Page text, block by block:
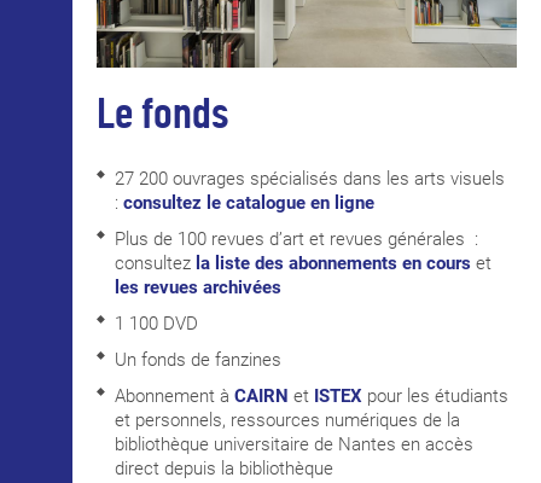
Le fonds
27 200 ouvrages spécialisés dans les arts visuels
: consultez le catalogue en ligne
Plus de 100 revues d’art et revues générales :
consultez la liste des abonnements en cours et
les revues archivées
1 100 DVD
Un fonds de fanzines
Abonnement à CAIRN et ISTEX pour les étudiants
et personnels, ressources numériques de la
bibliothèque universitaire de Nantes en accès
direct depuis la bibliothèque